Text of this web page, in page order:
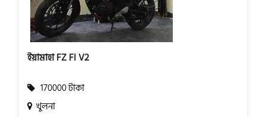
ইয়ামাহা FZ FI V2
170000 টাকা
খুলনা